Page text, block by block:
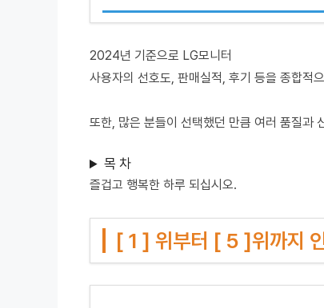
2024년 기준으로 LG모니터
사용자의 선호도, 판매실적, 후기 등을 종합적
또한, 많은 분들이 선택했던 만큼 여러 품질과
목 차
즐겁고 행복한 하루 되십시오.
[ 1 ] 위부터 [ 5 ]위까지